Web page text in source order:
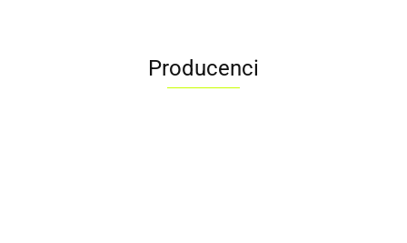
Producenci